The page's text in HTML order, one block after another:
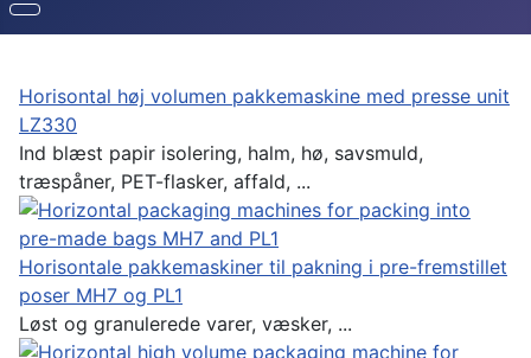
Horisontal høj volumen pakkemaskine med presse unit
LZ330
Ind blæst papir isolering, halm, hø, savsmuld,
træspåner, PET-flasker, affald, ...
Horisontale pakkemaskiner til pakning i pre-fremstillet
poser MH7 og PL1
Løst og granulerede varer, væsker, ...